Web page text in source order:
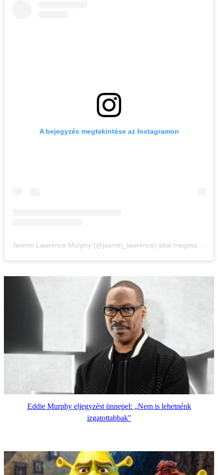
A bejegyzés megtekintése az Instagramon
Jasmin Lawrence Murphy (@jasmin_lawrence) által megosztott bejegyzés
Eddie Murphy eljegyzést ünnepel: „Nem is lehetnénk
izgatottabbak"